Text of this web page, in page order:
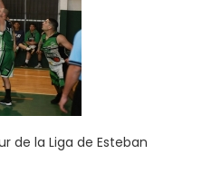
de la Liga de Esteban